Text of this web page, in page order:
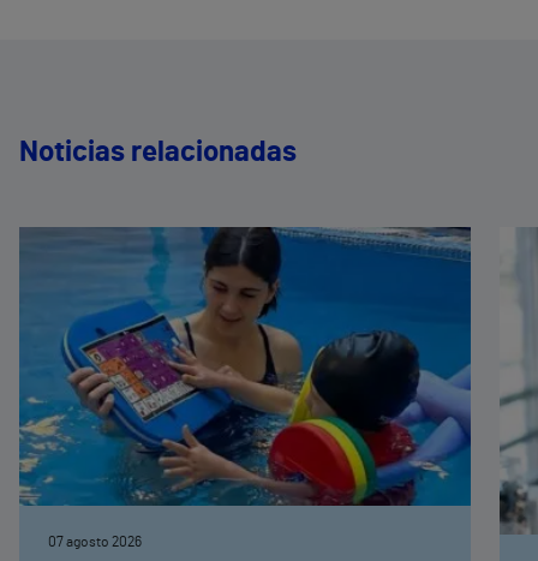
Noticias relacionadas
07 agosto 2026